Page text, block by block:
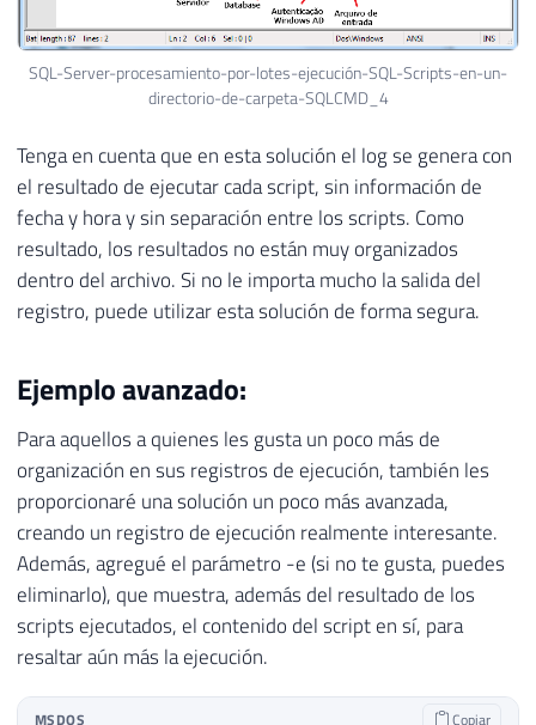
SQL-Server-procesamiento-por-lotes-ejecución-SQL-Scripts-en-un-
directorio-de-carpeta-SQLCMD_4
Tenga en cuenta que en esta solución el log se genera con
el resultado de ejecutar cada script, sin información de
fecha y hora y sin separación entre los scripts. Como
resultado, los resultados no están muy organizados
dentro del archivo. Si no le importa mucho la salida del
registro, puede utilizar esta solución de forma segura.
Ejemplo avanzado:
Para aquellos a quienes les gusta un poco más de
organización en sus registros de ejecución, también les
proporcionaré una solución un poco más avanzada,
creando un registro de ejecución realmente interesante.
Además, agregué el parámetro -e (si no te gusta, puedes
eliminarlo), que muestra, además del resultado de los
scripts ejecutados, el contenido del script en sí, para
resaltar aún más la ejecución.
MSDOS Copiar